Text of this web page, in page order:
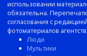
использовании
обязательна.
согласования с
фотоматериалов
Люди
Мультики